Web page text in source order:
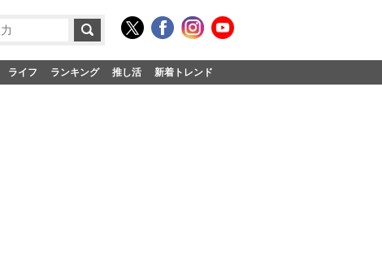
ライフ ランキング 推し活 新着トレンド